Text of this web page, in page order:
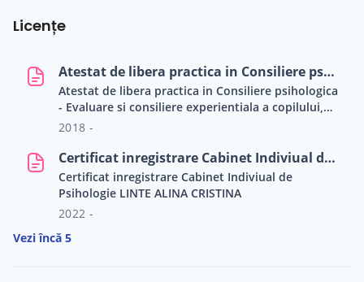
Licențe
Atestat de libera practica in Consiliere psihologica - Evaluare si Consiliere Experientiala
Atestat de libera practica in Consiliere psihologica
- Evaluare si consiliere experientiala a copilului,
adultului, cuplului si familiei
2018 -
Certificat inregistrare Cabinet Indiviual de Psihologie LINTE ALINA CRISTINA
Certificat inregistrare Cabinet Indiviual de
Psihologie LINTE ALINA CRISTINA
2022 -
Vezi încă 5